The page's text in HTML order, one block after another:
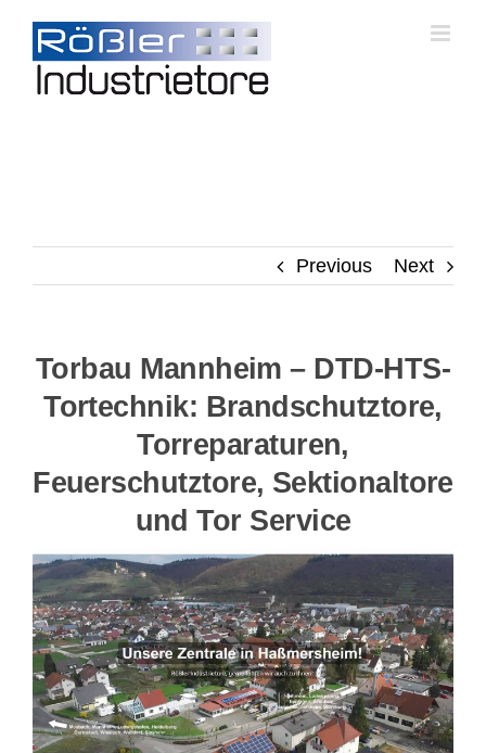
content
Previous Next
Torbau Mannheim – DTD-HTS-
Tortechnik: Brandschutztore,
Torreparaturen,
Feuerschutztore, Sektionaltore
und Tor Service